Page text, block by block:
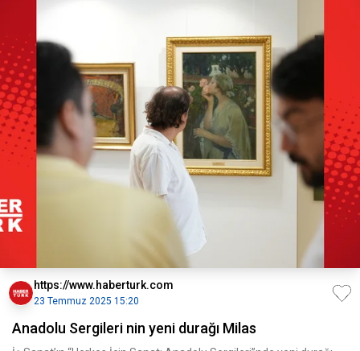
https://www.haberturk.com
23 Temmuz 2025 15:20
Anadolu Sergileri nin yeni durağı Milas